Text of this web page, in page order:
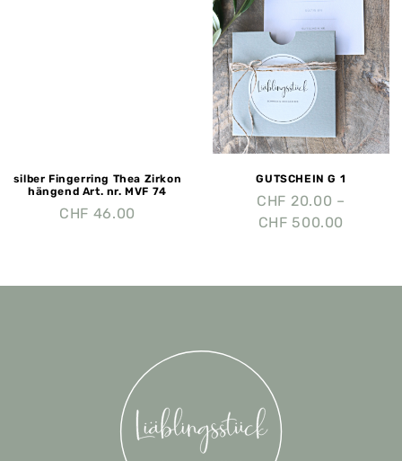
silber Fingerring Thea Zirkon
hängend Art. nr. MVF 74
CHF 46.00
GUTSCHEIN G 1
CHF 20.00 –
CHF 500.00